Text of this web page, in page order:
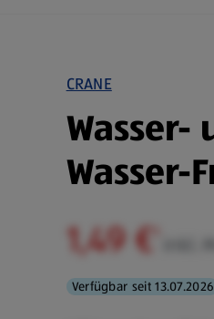
CRANE
Wasser-
Wasser-
1,49 €
Verfügbar seit 13.07.2026